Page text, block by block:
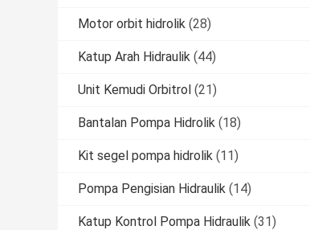
Motor orbit hidrolik (28)
Katup Arah Hidraulik (44)
Unit Kemudi Orbitrol (21)
Bantalan Pompa Hidrolik (18)
Kit segel pompa hidrolik (11)
Pompa Pengisian Hidraulik (14)
Katup Kontrol Pompa Hidraulik (31)